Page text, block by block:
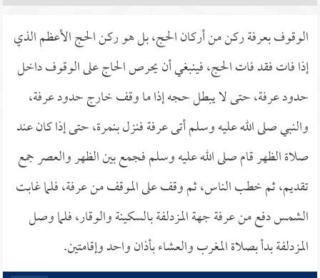
الوقوف بعرفة ركن من أركان الحج، بل هو ركن الحج الأعظم الذي
إذا فات فقد فات الحج، فينبغي أن يحرص الحاج على الوقوف داخل
حدود عرفة، حتى لا يبطل حجه إذا ما وقف خارج حدود عرفة،
والنبي صلى الله عليه وسلم أتى عرفة فنزل بنمرة، حتى إذا كان عند
صلاة الظهر قام صلى الله عليه وسلم فجمع بين الظهر والعصر جمع
تقديم، ثم خطب الناس، ثم وقف على الموقف من عرفة، فلما غابت
الشمس دفع من عرفة جهة المزدلفة بالسكينة والوقار، فلما وصل
المزدلفة بدأ بصلاة المغرب والعشاء بأذان واحد وإقامتين.